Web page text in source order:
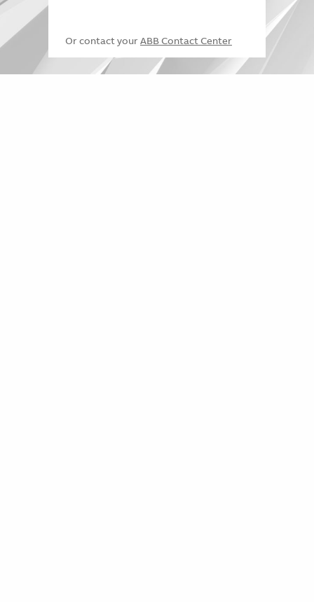
Or contact your ABB Contact Center